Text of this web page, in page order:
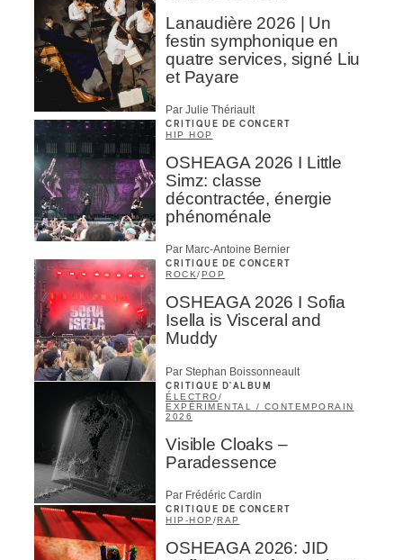
Lanaudière 2026 | Un
festin symphonique en
quatre services, signé Liu
et Payare
Par Julie Thériault
CRITIQUE DE CONCERT
HIP HOP
OSHEAGA 2026 I Little
Simz: classe
décontractée, énergie
phénoménale
Par Marc-Antoine Bernier
CRITIQUE DE CONCERT
ROCK/ POP
OSHEAGA 2026 I Sofia
Isella is Visceral and
Muddy
Par Stephan Boissonneault
CRITIQUE D'ALBUM
ÉLECTRO/
EXPÉRIMENTAL / CONTEMPORAIN
2026
Visible Cloaks –
Paradessence
Par Frédéric Cardin
CRITIQUE DE CONCERT
HIP-HOP /RAP
OSHEAGA 2026: JID